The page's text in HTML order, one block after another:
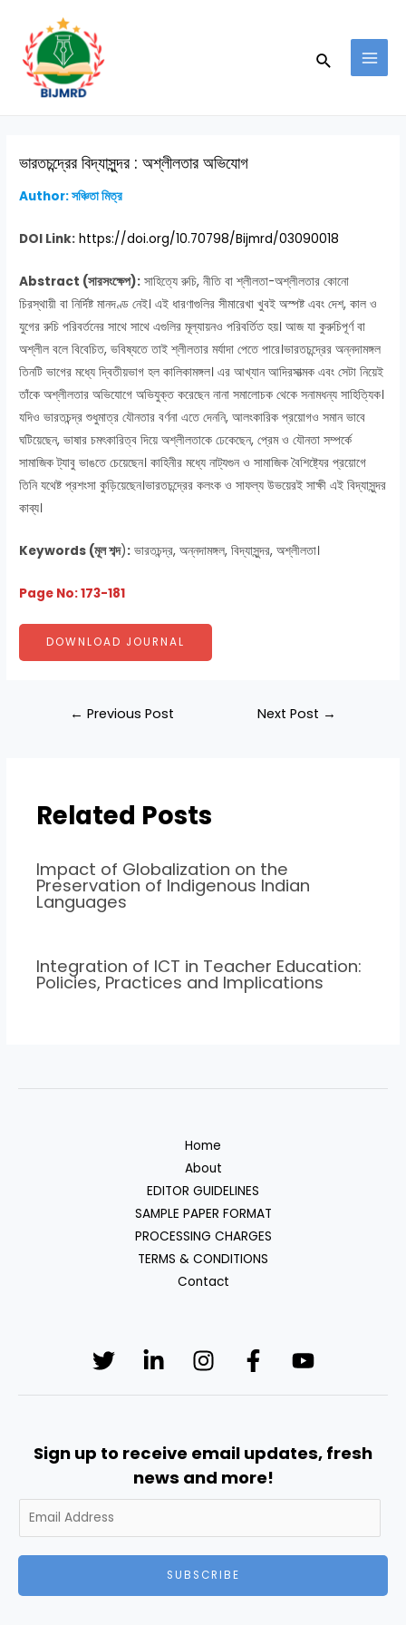
content
Search
ভারতচন্দ্রের বিদ্যাসুন্দর : অশ্লীলতার অভিযোগ
Author: সঞ্চিতা মিত্র
DOI Link: https://doi.org/10.70798/Bijmrd/03090018
Abstract (সারসংক্ষেপ): সাহিত্যে রুচি, নীতি বা শ্লীলতা-অশ্লীলতার কোনো
চিরস্থায়ী বা নির্দিষ্ট মানদণ্ড নেই। এই ধারণাগুলির সীমারেখা খুবই অস্পষ্ট এবং দেশ, কাল ও
যুগের রুচি পরিবর্তনের সাথে সাথে এগুলির মূল্যায়নও পরিবর্তিত হয়। আজ যা কুরুচিপূর্ণ বা
অশ্লীল বলে বিবেচিত, ভবিষ্যতে তাই শ্লীলতার মর্যাদা পেতে পারে।ভারতচন্দ্রের অন্নদামঙ্গল
তিনটি ভাগের মধ্যে দ্বিতীয়ভাগ হল কালিকামঙ্গল। এর আখ্যান আদিরসাত্মক এবং সেটা নিয়েই
তাঁকে অশ্লীলতার অভিযোগে অভিযুক্ত করেছেন নানা সমালোচক থেকে সনামধন্য সাহিত্যিক।
যদিও ভারতচন্দ্র শুধুমাত্র যৌনতার বর্ণনা এতে দেননি, আলংকারিক প্রয়োগও সমান ভাবে
ঘটিয়েছেন, ভাষার চমৎকারিত্ব দিয়ে অশ্লীলতাকে ঢেকেছেন, প্রেম ও যৌনতা সম্পর্কে
সামাজিক ট্যাবু ভাঙতে চেয়েছেন। কাহিনীর মধ্যে নাট্যগুন ও সামাজিক বৈশিষ্ট্যের প্রয়োগে
তিনি যথেষ্ট প্রশংসা কুড়িয়েছেন।ভারতচন্দ্রের কলংক ও সাফল্য উভয়েরই সাক্ষী এই বিদ্যাসুন্দর
কাব্য।
Keywords (মূল শব্দ): ভারতচন্দ্র, অন্নদামঙ্গল, বিদ্যাসুন্দর, অশ্লীলতা।
Page No: 173-181
DOWNLOAD JOURNAL
navigation
← Previous Post Next Post →
Related Posts
Impact of Globalization on the
Preservation of Indigenous Indian
Languages
Integration of ICT in Teacher Education:
Policies, Practices and Implications
Home
About
EDITOR GUIDELINES
SAMPLE PAPER FORMAT
PROCESSING CHARGES
TERMS & CONDITIONS
Contact
Sign up to receive email updates, fresh
news and more!
SUBSCRIBE